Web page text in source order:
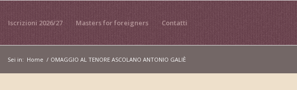
Iscrizioni 2026/27 Masters for foreigners Contatti
Sei in: Home / OMAGGIO AL TENORE ASCOLANO ANTONIO GALIÈ